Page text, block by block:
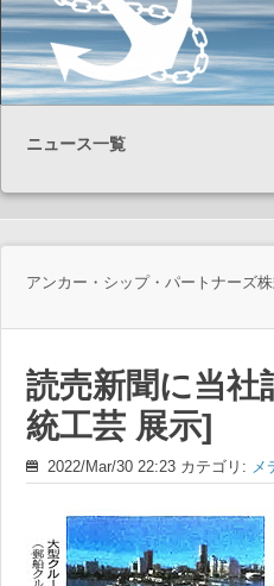
ニュース一覧
アンカー・シップ・パートナーズ
読売新聞に当
統工芸 展示]
2022/Mar/30 22:23 カテゴリ: メ